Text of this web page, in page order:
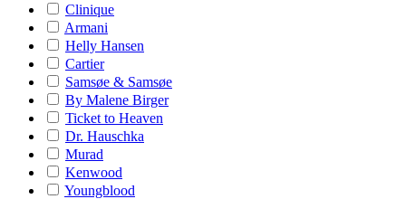
Clinique
Armani
Helly Hansen
Cartier
Samsøe & Samsøe
By Malene Birger
Ticket to Heaven
Dr. Hauschka
Murad
Kenwood
Youngblood